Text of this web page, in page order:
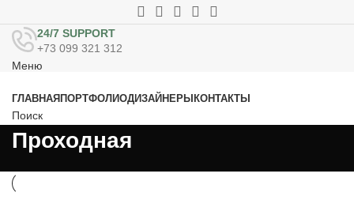
24/7 SUPPORT
+73 099 321 312
Меню
ГЛАВНАЯ ПОРТФОЛИОДИЗАЙНЕРЫ КОНТАКТЫ
Поиск
Проходная